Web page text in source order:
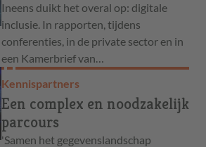
Ineens duikt het overal op: digitale
inclusie. In rapporten, tijdens
conferenties, in de private sector en in
een Kamerbrief van…
Kennispartners
Een complex en noodzakelijk
parcours
'Samen het gegevenslandschap